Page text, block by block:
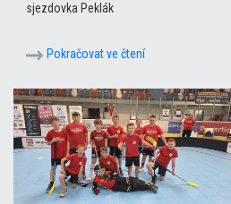
sjezdovka Peklák
Pokračovat ve čtení